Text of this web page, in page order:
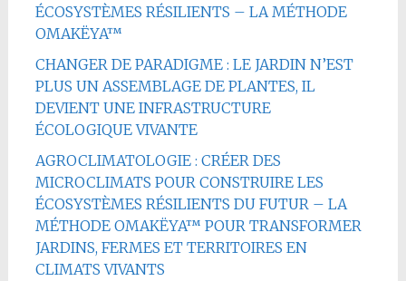
ÉCOSYSTÈMES RÉSILIENTS – LA MÉTHODE
OMAKËYA™
CHANGER DE PARADIGME : LE JARDIN N’EST
PLUS UN ASSEMBLAGE DE PLANTES, IL
DEVIENT UNE INFRASTRUCTURE
ÉCOLOGIQUE VIVANTE
AGROCLIMATOLOGIE : CRÉER DES
MICROCLIMATS POUR CONSTRUIRE LES
ÉCOSYSTÈMES RÉSILIENTS DU FUTUR – LA
MÉTHODE OMAKËYA™ POUR TRANSFORMER
JARDINS, FERMES ET TERRITOIRES EN
CLIMATS VIVANTS